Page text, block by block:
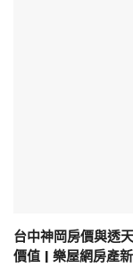
台中神岡房價與透
價值 | 樂屋網房產